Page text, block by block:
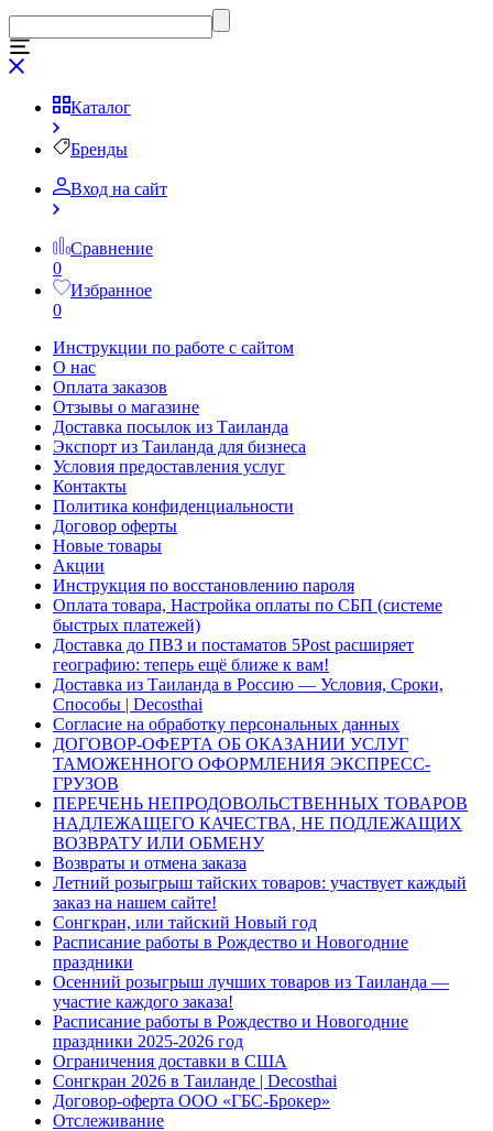
Каталог
Бренды
Вход на сайт
Сравнение
0
Избранное
0
Инструкции по работе с сайтом
О нас
Оплата заказов
Отзывы о магазине
Доставка посылок из Таиланда
Экспорт из Таиланда для бизнеса
Условия предоставления услуг
Контакты
Политика конфиденциальности
Договор оферты
Новые товары
Акции
Инструкция по восстановлению пароля
Оплата товара, Настройка оплаты по СБП (системе
быстрых платежей)
Доставка до ПВЗ и постаматов 5Post расширяет
географию: теперь ещё ближе к вам!
Доставка из Таиланда в Россию — Условия, Сроки,
Способы | Decosthai
Согласие на обработку персональных данных
ДОГОВОР-ОФЕРТА ОБ ОКАЗАНИИ УСЛУГ
ТАМОЖЕННОГО ОФОРМЛЕНИЯ ЭКСПРЕСС-
ГРУЗОВ
ПЕРЕЧЕНЬ НЕПРОДОВОЛЬСТВЕННЫХ ТОВАРОВ
НАДЛЕЖАЩЕГО КАЧЕСТВА, НЕ ПОДЛЕЖАЩИХ
ВОЗВРАТУ ИЛИ ОБМЕНУ
Возвраты и отмена заказа
Летний розыгрыш тайских товаров: участвует каждый
заказ на нашем сайте!
Сонгкран, или тайский Новый год
Расписание работы в Рождество и Новогодние
праздники
Осенний розыгрыш лучших товаров из Таиланда —
участие каждого заказа!
Расписание работы в Рождество и Новогодние
праздники 2025-2026 год
Ограничения доставки в США
Сонгкран 2026 в Таиланде | Decosthai
Договор-оферта ООО «ГБС-Брокер»
Отслеживание